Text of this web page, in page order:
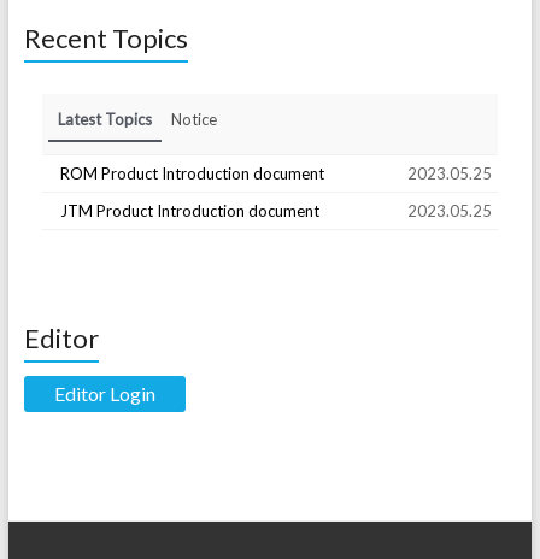
Recent Topics
Latest Topics Notice
ROM Product Introduction document
2023.05.25
JTM Product Introduction document
2023.05.25
Editor
Editor Login